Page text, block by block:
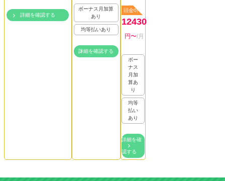
詳細を確認する
ボーナス月加算
あり
均等払いあり
詳細を確認する
頭金0円
12430
円〜/月
ボー
ナス
月加
算あ
り
均等
払い
あり
詳細を確
認する